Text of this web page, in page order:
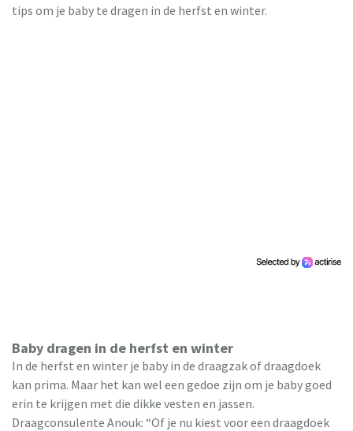
tips om je baby te dragen in de herfst en winter.
Baby dragen in de herfst en winter
In de herfst en winter je baby in de draagzak of draagdoek
kan prima. Maar het kan wel een gedoe zijn om je baby goed
erin te krijgen met die dikke vesten en jassen.
Draagconsulente Anouk: “Of je nu kiest voor een draagdoek